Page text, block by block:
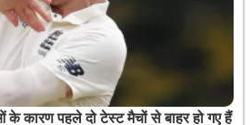
कारण पहले दो टेस्ट मैचों से बाहर हो गए हैं